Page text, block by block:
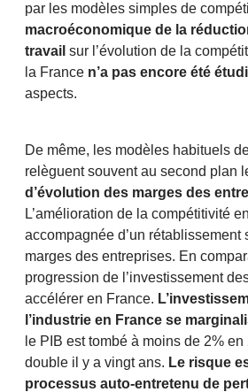
par les modèles simples de
macroéconomique de la
travail sur l’évolution de la
la France n’a pas encore été
aspects.
De même, les modèles habituels
relèguent souvent au second plan
d’évolution des marges des
L’amélioration de la compétitivité
accompagnée d’un rétablissement
marges des entreprises. En
progression de l’investissement
accélérer en France.
l’industrie en France se
le PIB est tombé à moins de 2%
double il y a vingt ans. Le risque
processus auto-entretenu de